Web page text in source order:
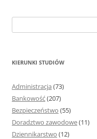
z
KIERUNKI STUDIÓW
Administracja (73)
Bankowość(207)
Bezpieczeństwo (55)
Doradztwo zawodowe(11)
Dziennikarstwo (12)